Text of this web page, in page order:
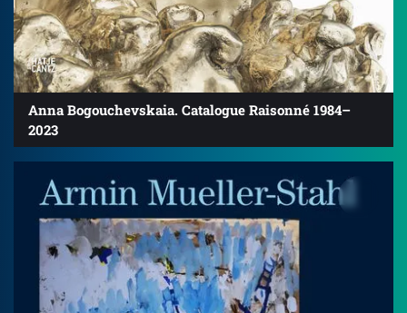
Anna Bogouchevskaia. Catalogue Raisonné 1984–
2023